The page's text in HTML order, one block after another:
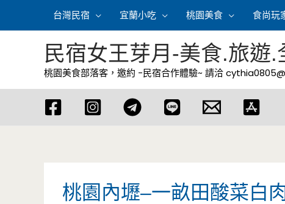
容
台灣民宿 宜蘭小吃 桃園美食 食尚玩
民宿女王芽月-美食.旅遊.
桃園美食部落客，邀約 -民宿合作體驗~ 請洽
桃園內壢–一畝田酸菜白